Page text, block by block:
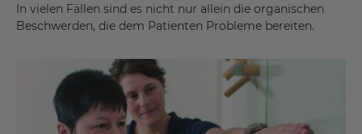
In vielen Fällen sind es nicht nur allein die organischen
Beschwerden, die dem Patienten Probleme bereiten.